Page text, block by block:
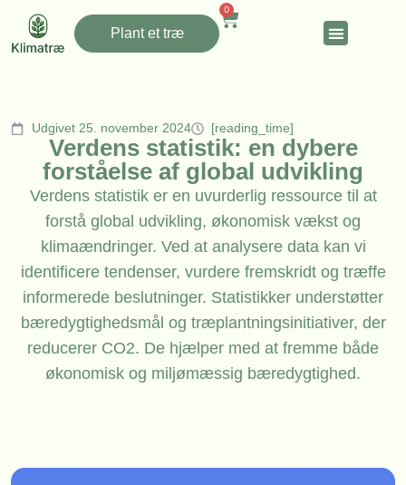
Plant et træ
0
Udgivet 25. november 2024 [reading_time]
Verdens statistik: en dybere
forståelse af global udvikling
Verdens statistik er en uvurderlig ressource til at
forstå global udvikling, økonomisk vækst og
klimaændringer. Ved at analysere data kan vi
identificere tendenser, vurdere fremskridt og træffe
informerede beslutninger. Statistikker understøtter
bæredygtighedsmål og træplantningsinitiativer, der
reducerer CO2. De hjælper med at fremme både
økonomisk og miljømæssig bæredygtighed.